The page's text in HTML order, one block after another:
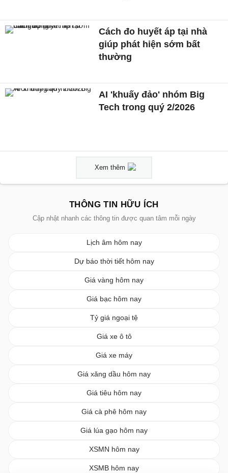
Cách đo huyết áp tại nhà
giúp phát hiện sớm bất
thường
AI 'khuấy đảo' nhóm Big
Tech trong quý 2/2026
Xem thêm
THÔNG TIN HỮU ÍCH
Cập nhật nhanh các thông tin được quan tâm mỗi ngày
Lịch âm hôm nay
Dự báo thời tiết hôm nay
Giá vàng hôm nay
Giá bạc hôm nay
Tỷ giá ngoại tệ
Giá xe ô tô
Giá xe máy
Giá xăng dầu hôm nay
Giá tiêu hôm nay
Giá cà phê hôm nay
Giá lúa gạo hôm nay
XSMN hôm nay
XSMB hôm nay